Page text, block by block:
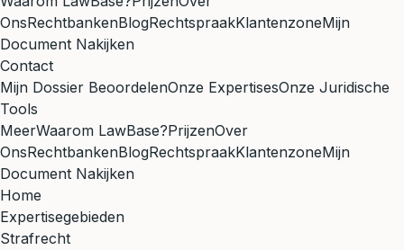
OnsRechtbankenBlogRechtspraakKlantenzoneMijn
Document Nakijken
Contact
Mijn Dossier BeoordelenOnze ExpertisesOnze Juridische
Tools
MeerWaarom LawBase?PrijzenOver
OnsRechtbankenBlogRechtspraakKlantenzoneMijn
Document Nakijken
Home
Expertisegebieden
Strafrecht